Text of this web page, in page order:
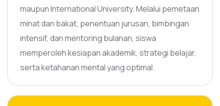
maupun International University. Melalui pemetaan
minat dan bakat, penentuan jurusan, bimbingan
intensif, dan mentoring bulanan, siswa
memperoleh kesiapan akademik, strategi belajar,
serta ketahanan mental yang optimal.